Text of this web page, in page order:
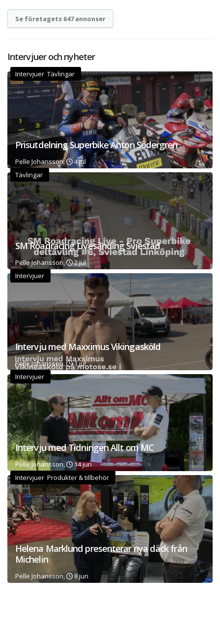
Se företagets 647 annonser
Intervjuer och nyheter
Intervjuer Tävlingar
Prisutdelning Superbike Anton Södergren
Pelle Johansson,
4 jul
Tävlingar
SM Roadracing Livesänding Sviestad
Pelle Johansson,
2 jul
Intervjuer
Intervju med Maxximus Vikingasköld
Pelle Johansson,
1 jul
Intervjuer
Intervju med Tidningen Allt om MC
Pelle Johansson,
14 jun
Intervjuer Produkter & tillbehör
Helena Marklund presenterar nya däck från
Michelin
Pelle Johansson, 8 jun